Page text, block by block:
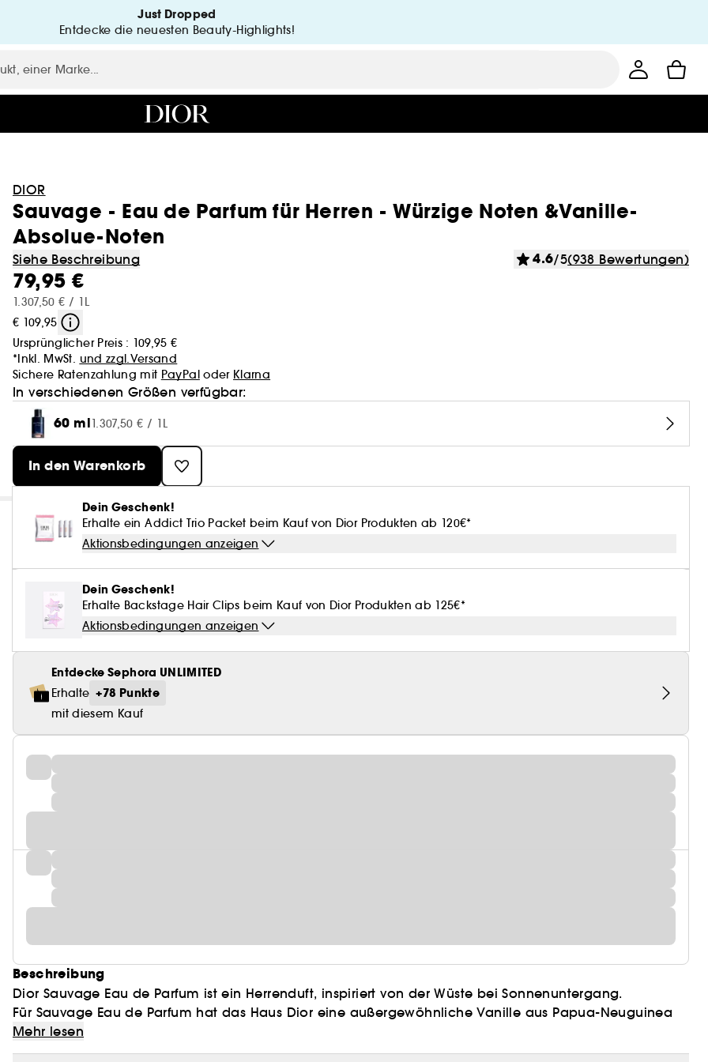
Just Dropped
Entdecke die neuesten Beauty-Highlights!
DIOR
Sauvage - Eau de Parfum für Herren - Würzige Noten &Vanille-
Absolue-Noten
Siehe Beschreibung 4.6/5(938 Bewertungen)
79,95 €
1.307,50 € / 1L
€ 109,95
Ursprünglicher Preis : 109,95 €
*Inkl. MwSt. und zzgl.Versand
Sichere Ratenzahlung mit PayPaloder Klarna
In verschiedenen Größen verfügbar:
60 ml1.307,50 € / 1L
In den Warenkorb
Dein Geschenk!
Erhalte ein Addict Trio Packet beim Kauf von Dior Produkten ab 120€*
Aktionsbedingungen anzeigen
Dein Geschenk!
Erhalte Backstage Hair Clips beim Kauf von Dior Produkten ab 125€*
Aktionsbedingungen anzeigen
Entdecke Sephora UNLIMITED
Erhalte +78 Punkte
mit diesem Kauf
Beschreibung
Dior Sauvage Eau de Parfum ist ein Herrenduft, inspiriert von der Wüste bei Sonnenuntergang.
Für Sauvage Eau de Parfum hat das Haus Dior eine außergewöhnliche Vanille aus Papua-Neuguinea
gewählt. Auf einer holzigen, ambrierten Basis verströmt sie ihre köstliche Exotik und verleiht Sauvage
sinnliche Akzente.
Mehr lesen